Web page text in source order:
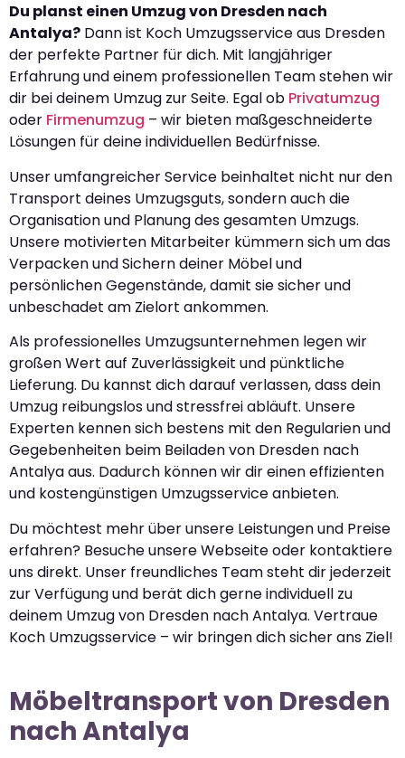
Du planst einen Umzug von Dresden nach
Antalya? Dann ist Koch Umzugsservice aus Dresden
der perfekte Partner für dich. Mit langjähriger
Erfahrung und einem professionellen Team stehen wir
dir bei deinem Umzug zur Seite. Egal ob Privatumzug
oder Firmenumzug – wir bieten maßgeschneiderte
Lösungen für deine individuellen Bedürfnisse.
Unser umfangreicher Service beinhaltet nicht nur den
Transport deines Umzugsguts, sondern auch die
Organisation und Planung des gesamten Umzugs.
Unsere motivierten Mitarbeiter kümmern sich um das
Verpacken und Sichern deiner Möbel und
persönlichen Gegenstände, damit sie sicher und
unbeschadet am Zielort ankommen.
Als professionelles Umzugsunternehmen legen wir
großen Wert auf Zuverlässigkeit und pünktliche
Lieferung. Du kannst dich darauf verlassen, dass dein
Umzug reibungslos und stressfrei abläuft. Unsere
Experten kennen sich bestens mit den Regularien und
Gegebenheiten beim Beiladen von Dresden nach
Antalya aus. Dadurch können wir dir einen effizienten
und kostengünstigen Umzugsservice anbieten.
Du möchtest mehr über unsere Leistungen und Preise
erfahren? Besuche unsere Webseite oder kontaktiere
uns direkt. Unser freundliches Team steht dir jederzeit
zur Verfügung und berät dich gerne individuell zu
deinem Umzug von Dresden nach Antalya. Vertraue
Koch Umzugsservice – wir bringen dich sicher ans Ziel!
Möbeltransport von Dresden
nach Antalya